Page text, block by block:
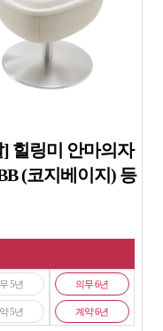
힐링미 안마의자
(코지베이지) 등
5년
5년
의무 6년
계약 6년